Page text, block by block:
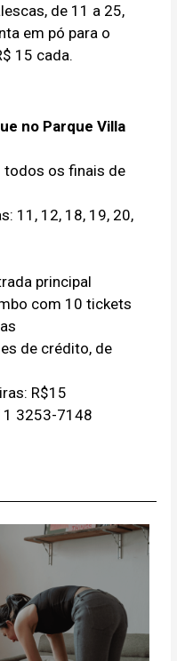
de 11 a 25,
em pó para o
15 cada.
no Parque Villa
todos os finais de
11, 12, 18, 19, 20,
principal
com 10 tickets
de crédito, de
R$15
3253-7148